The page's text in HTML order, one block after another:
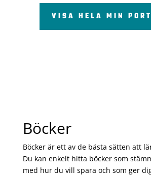
VISA HELA MIN
Böcker
Böcker är ett av de bästa sätten att
Du kan enkelt hitta böcker som
med hur du vill spara och som ger